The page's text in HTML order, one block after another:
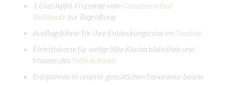
1 Glas Apfel-Frizzante vom Genussmosthof
Veitlbauer zur Begrüßung
Ausflugsführer für Ihre Entdeckungsreise im Gesäuse
Eintrittskarte für weltgrößte Klosterbibliothek und
Museen des Stifts Admont
Entspannen in unserer gemütlichen Panorama-Sauna